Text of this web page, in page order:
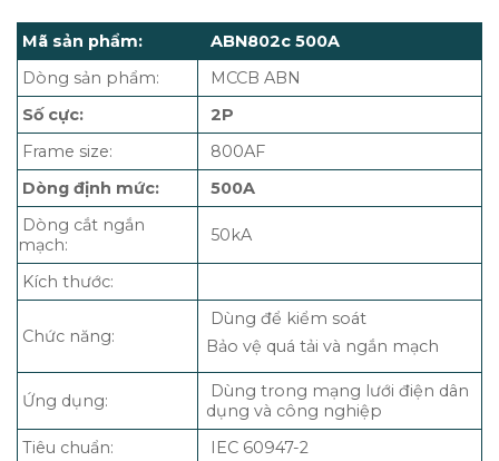
Mã sản phẩm:
ABN802c 500A
Dòng sản phẩm:
MCCB ABN
Số cực:
2P
Frame size:
800AF
Dòng định mức:
500A
Dòng cắt ngắn
mạch:
50kA
Kích thước:
Chức năng:
Dùng để kiểm soát
Bảo vệ quá tải và ngắn mạch
Ứng dụng:
Dùng trong mạng lưới điện dân
dụng và công nghiệp
Tiêu chuẩn:
IEC 60947-2